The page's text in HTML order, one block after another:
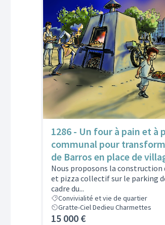
1286 - Un four à pain et à
communal pour
de Barros en place de
Nous proposons la construction
et pizza collectif sur le parking
cadre du...
Convivialité et vie de quartier
Gratte-Ciel Dedieu Charmettes
15 000 €